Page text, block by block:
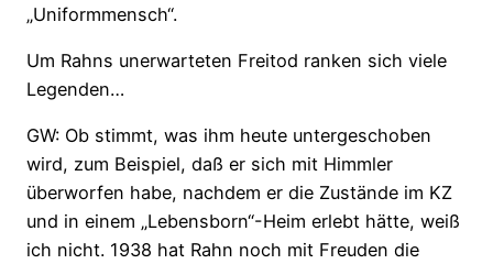
„Uniformmensch“.
Um Rahns unerwarteten Freitod ranken sich viele
Legenden…
GW: Ob stimmt, was ihm heute untergeschoben
wird, zum Beispiel, daß er sich mit Himmler
überworfen habe, nachdem er die Zustände im KZ
und in einem „Lebensborn“-Heim erlebt hätte, weiß
ich nicht. 1938 hat Rahn noch mit Freuden die